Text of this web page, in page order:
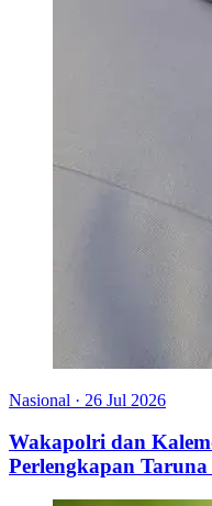
Nasional · 26 Jul 2026
Wakapolri dan
Perlengkapan